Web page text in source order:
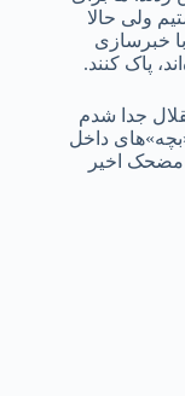
ولی حالا
خبرسازی
پاک کنند.
جدا شدم
داخل
مضحک اخیر